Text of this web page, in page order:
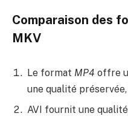
Comparaison des
MKV
Le format MP4 offre
une qualité
AVI fournit une